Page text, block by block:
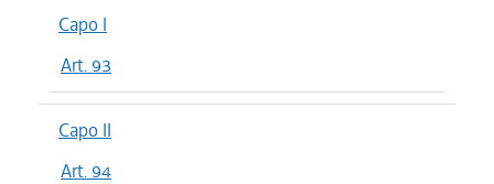
Capo I
Art. 93
Capo II
Art. 94